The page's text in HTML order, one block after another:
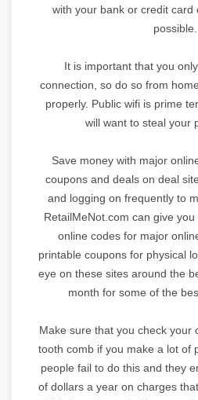
with your bank or credit card
possible.
It is important that you
connection, so do so from
properly. Public wifi is prime
will want to steal your
Save money with major
coupons and deals on deal
and logging on frequently to
RetailMeNot.com can give
online codes for major
printable coupons for physical
eye on these sites around the
month for some of the
Make sure that you check your
tooth comb if you make a lot of
people fail to do this and they
of dollars a year on charges